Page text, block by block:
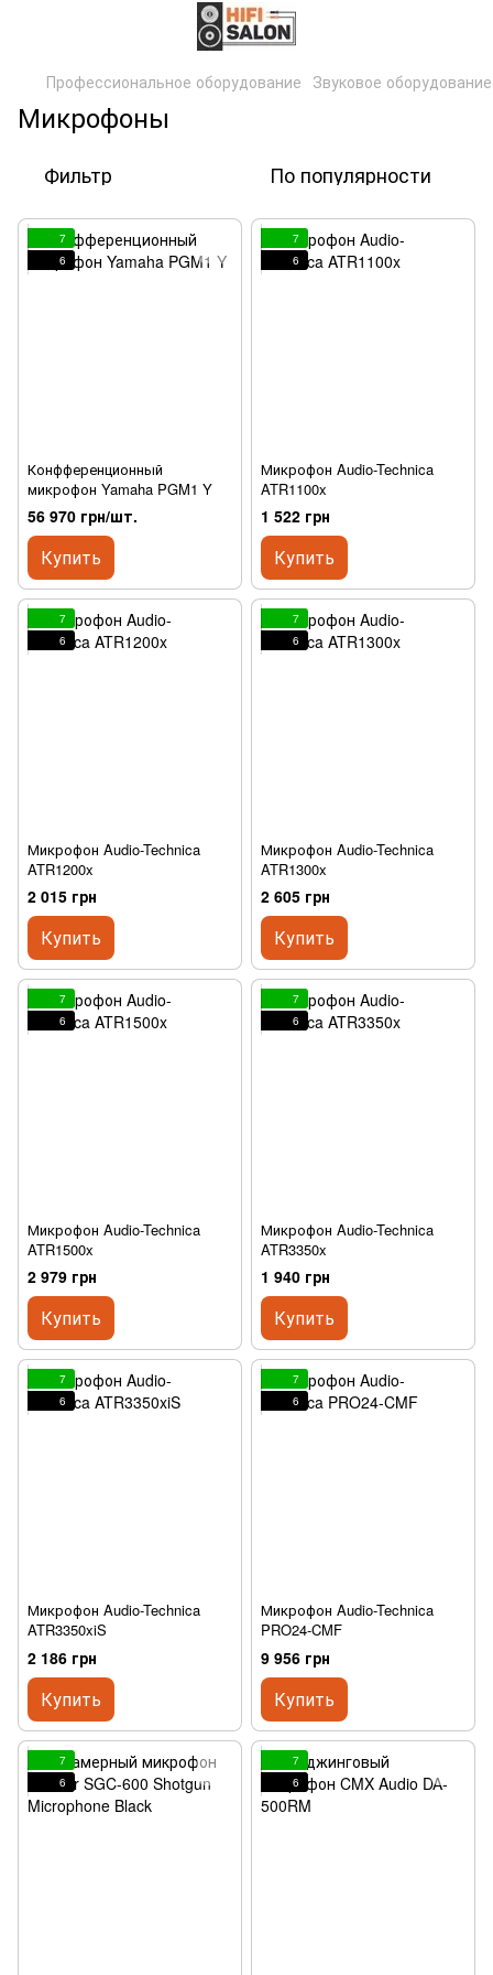
Профессиональное оборудование Звуковое оборудование
Микрофоны
Фильтр По популярности
7
6
Конфференционный
микрофон Yamaha PGM1 Y
56 970 грн/шт.
Купить
7
6
Микрофон Audio-Technica
ATR1100x
1 522 грн
Купить
7
6
Микрофон Audio-Technica
ATR1200x
2 015 грн
Купить
7
6
Микрофон Audio-Technica
ATR1300x
2 605 грн
Купить
7
6
Микрофон Audio-Technica
ATR1500x
2 979 грн
Купить
7
6
Микрофон Audio-Technica
ATR3350x
1 940 грн
Купить
7
6
Микрофон Audio-Technica
ATR3350xiS
2 186 грн
Купить
7
6
Микрофон Audio-Technica
PRO24-CMF
9 956 грн
Купить
7
6
7
6